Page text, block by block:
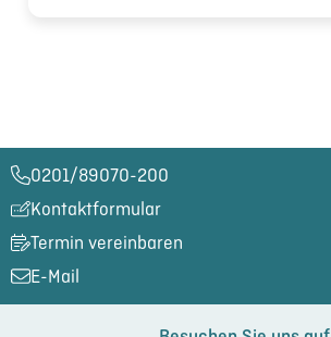
0201/89070-200​
Kontaktformular
Termin vereinbaren
E-Mail